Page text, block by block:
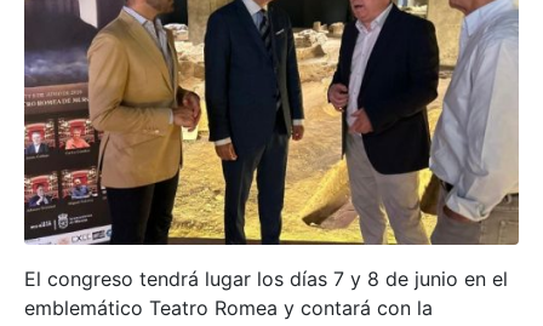
El congreso tendrá lugar los días 7 y 8 de junio en el
emblemático Teatro Romea y contará con la